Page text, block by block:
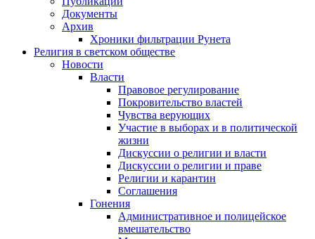
Документы
Архив
Хроники фильтрации Рунета
Религия в светском обществе
Новости
Власти
Правовое регулирование
Покровительство властей
Чувства верующих
Участие в выборах и в политической
жизни
Дискуссии о религии и власти
Дискуссии о религии и праве
Религии и карантин
Соглашения
Гонения
Административное и полицейское
вмешательство